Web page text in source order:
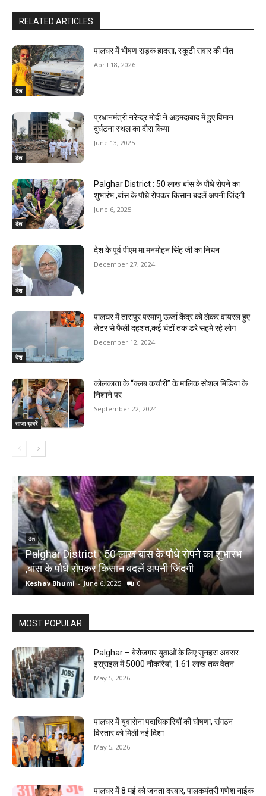
RELATED ARTICLES
देश
पालघर में भीषण सड़क हादसा, स्कूटी सवार की मौत
April 18, 2026
देश
प्रधानमंत्री नरेन्द्र मोदी ने अहमदाबाद में हुए विमान
दुर्घटना स्थल का दौरा किया
June 13, 2025
देश
Palghar District : 50 लाख बांस के पौधे रोपने का
शुभारंभ ,बांस के पौधे रोपकर किसान बदलें अपनी जिंदगी
June 6, 2025
देश
देश के पूर्व पीएम मा.मनमोहन सिंह जी का निधन
December 27, 2024
देश
पालघर में तारापुर परमाणु ऊर्जा केंद्र को लेकर वायरल हुए
लेटर से फैली दहशत,कई घंटों तक डरे सहमे रहे लोग
December 12, 2024
ताजा ख़बरें
कोलकाता के “क्लब कचौरी” के मालिक सोशल मिडिया के
निशाने पर
September 22, 2024
देश
Palghar District : 50 लाख बांस के पौधे रोपने का शुभारंभ
,बांस के पौधे रोपकर किसान बदलें अपनी जिंदगी
Keshav Bhumi - June 6, 2025 0
MOST POPULAR
Palghar – बेरोजगार युवाओं के लिए सुनहरा अवसर:
इस्राइल में 5000 नौकरियां, ₹1.61 लाख तक वेतन
May 5, 2026
पालघर में युवासेना पदाधिकारियों की घोषणा, संगठन
विस्तार को मिली नई दिशा
May 5, 2026
पालघर में 8 मई को जनता दरबार, पालकमंत्री गणेश नाईक